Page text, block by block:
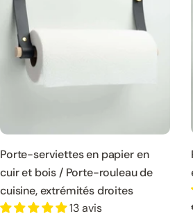
Porte-serviettes en papier en
cuir et bois / Porte-rouleau de
cuisine, extrémités droites
13 avis